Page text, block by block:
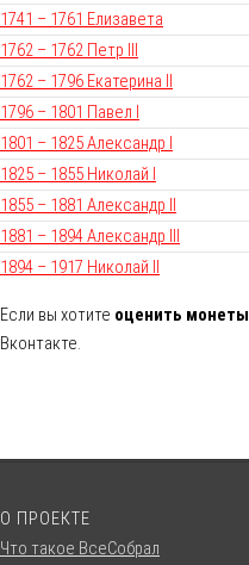
1741 – 1761 Елизавета
1762 – 1762 Петр III
1762 – 1796 Екатерина II
1796 – 1801 Павел I
1801 – 1825 Александр I
1825 – 1855 Николай I
1855 – 1881 Александр II
1881 – 1894 Александр III
1894 – 1917 Николай II
Если вы хотите оценить монеты
Вконтакте.
О ПРОЕКТЕ
Что такое ВсеСобрал